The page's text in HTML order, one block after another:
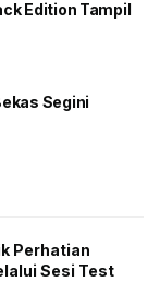
Bupati Pati
(TMMIN)
Edition Tampil
Segini
Perhatian
Sesi Test